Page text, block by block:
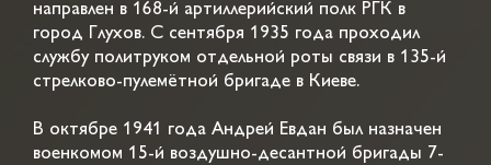
направлен в 168-й артиллерийский полк РГК в
город Глухов. С сентября 1935 года проходил
службу политруком отдельной роты связи в 135-й
стрелково-пулемётной бригаде в Киеве.
В октябре 1941 года Андрей Евдан был назначен
военкомом 15-й воздушно-десантной бригады 7-